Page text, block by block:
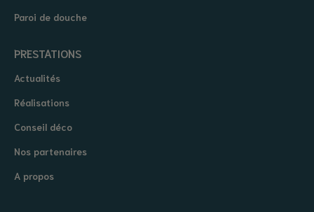
Paroi de douche
PRESTATIONS
Actualités
Réalisations
Conseil déco
Nos partenaires
A propos